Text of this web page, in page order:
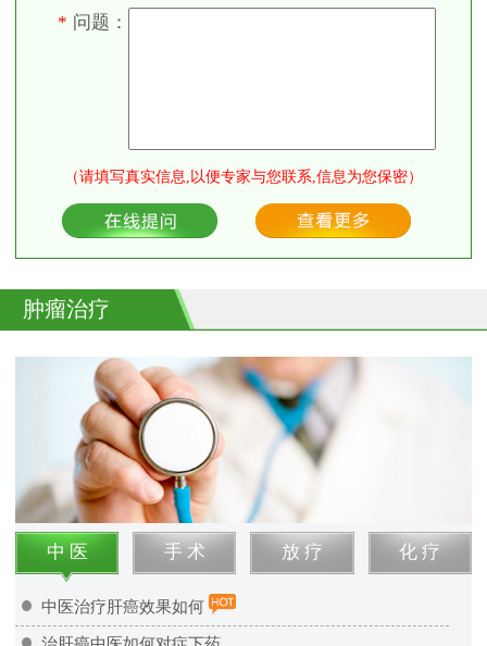
* 问题：
（请填写真实信息,以便专家与您联系,信息为您保密）
肿瘤治疗
中 医 手 术 放 疗 化 疗
中医治疗肝癌效果如何